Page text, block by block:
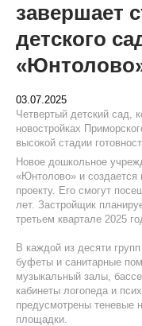
завершает
детского
03.07.2025
Четвертый детский сад,
новостройках
высокой стадии
Новое дошкольное
«Юнтолово» и создается
проекту. Его смогут
лет. Застройщик
третьем квартале 2025
В каждой из десяти
буфеты и санитарные
музыкальный залы,
кабинеты логопеда и
предусмотрены теневые
площадки.